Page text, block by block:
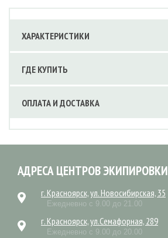
ХАРАКТЕРИСТИКИ
ГДЕ КУПИТЬ
ОПЛАТА И ДОСТАВКА
АДРЕСА ЦЕНТРОВ ЭКИПИРОВКИ
г. Красноярск, ул. Новосибирская, 35
Ежедневно с 9.00 до 21.00
г. Красноярск, ул.Семафорная, 289
Ежедневно с 9.00 до 20.00